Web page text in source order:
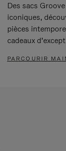
Des sacs
iconiques,
pièces
cadeaux
PARCOURIR